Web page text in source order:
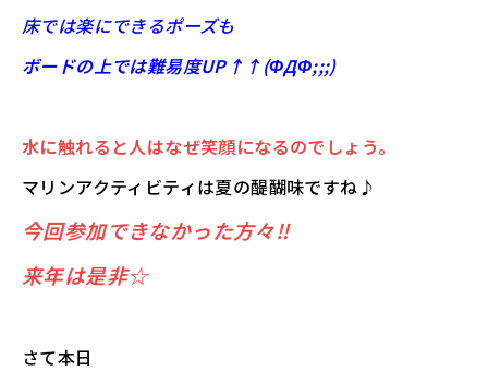
床では楽にできるポーズも
ボードの上では難易度UP↑↑(ΦДΦ;;;)
水に触れると人はなぜ笑顔になるのでしょう。
マリンアクティビティは夏の醍醐味ですね♪
今回参加できなかった方々‼
来年は是非☆
さて本日